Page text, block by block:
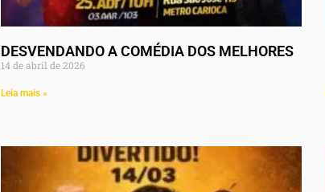
DESVENDANDO A COMÉDIA DOS MELHORES
14 de abril de 2026
Leia mais »